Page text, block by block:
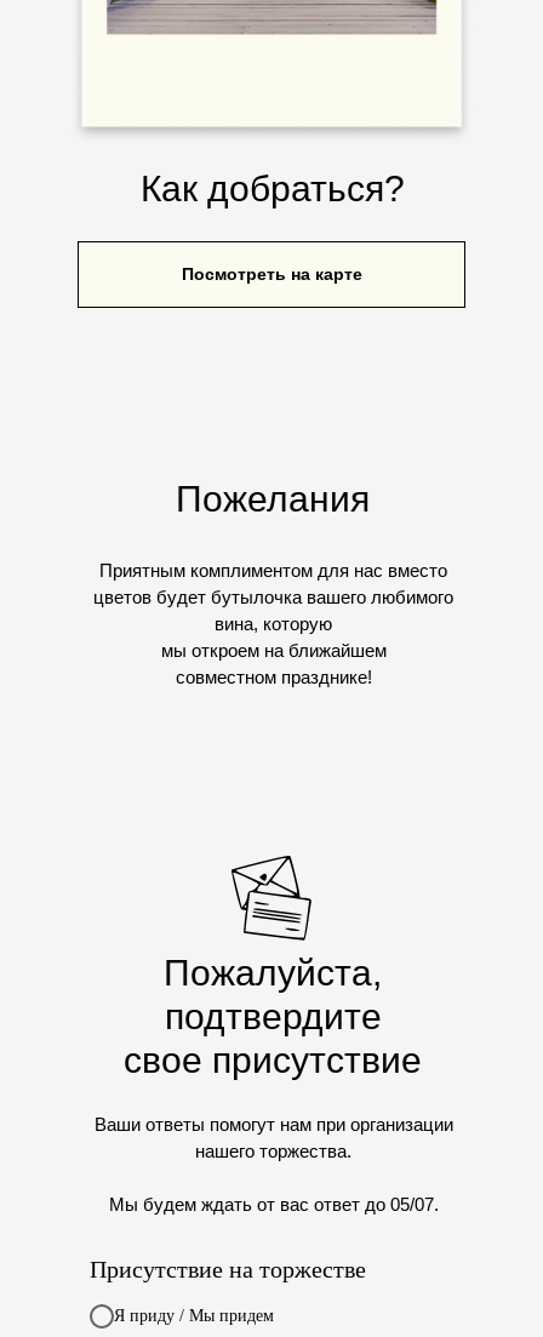
Как добраться?
Пожелания
Приятным комплиментом для нас вместо
цветов будет бутылочка вашего любимого
вина, которую
мы откроем на ближайшем
совместном празднике!
Пожалуйста,
подтвердите
свое присутствие
Ваши ответы помогут нам при организации
нашего торжества.
Мы будем ждать от вас ответ до 05/07.
Посмотреть на карте
Присутствие на торжестве
Я приду / Мы придем